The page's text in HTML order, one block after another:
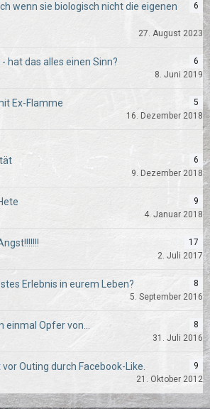
wenn sie biologisch nicht die eigenen
6
27. August 2023
hat das alles einen Sinn?
6
8. Juni 2019
Ex-Flamme
5
16. Dezember 2018
6
9. Dezember 2018
9
4. Januar 2018
17
2. Juli 2017
Erlebnis in eurem Leben?
8
5. September 2016
einmal Opfer von...
8
31. Juli 2016
Outing durch Facebook-Like.
9
21. Oktober 2012